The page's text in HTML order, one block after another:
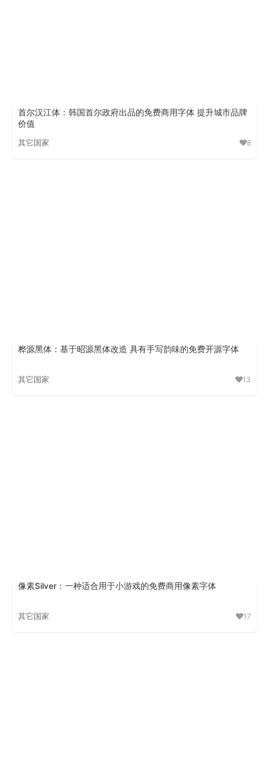
首尔汉江体：韩国首尔政府出品的免费商用字体 提升城市品牌
价值
其它国家 8
桦源黑体：基于昭源黑体改造 具有手写韵味的免费开源字体
其它国家 13
像素Silver：一种适合用于小游戏的免费商用像素字体
其它国家 17